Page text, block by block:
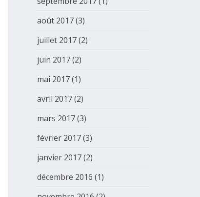
août 2017(3)
juillet 2017(2)
juin 2017(2)
mai 2017(1)
avril 2017(2)
mars 2017(3)
février 2017(3)
janvier 2017(2)
décembre 2016 (1)